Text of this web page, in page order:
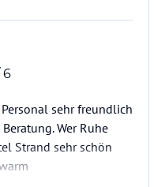
6
sehr freundlich
Wer Ruhe
Strand sehr schön